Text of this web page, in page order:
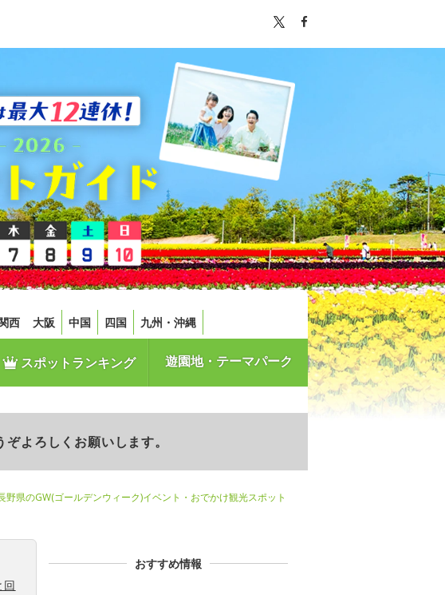
西 大阪 中国 四国 九州・沖縄
スポットランキング 遊園地・テーマパーク
よろしくお願いします。
野県のGW(ゴールデンウィーク)イベント・おでかけ観光スポット
回
おすすめ情報